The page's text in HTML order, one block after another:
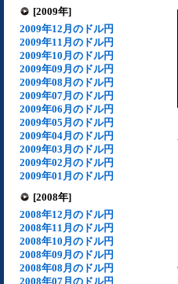
[2009年]
2009年12月のドル円
2009年11月のドル円
2009年10月のドル円
2009年09月のドル円
2009年08月のドル円
2009年07月のドル円
2009年06月のドル円
2009年05月のドル円
2009年04月のドル円
2009年03月のドル円
2009年02月のドル円
2009年01月のドル円
[2008年]
2008年12月のドル円
2008年11月のドル円
2008年10月のドル円
2008年09月のドル円
2008年08月のドル円
2008年07月のドル円